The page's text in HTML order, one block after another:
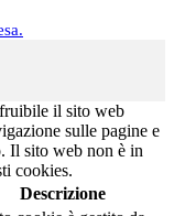
il sito web
sulle pagine e
Il sito web non è in
cookies.
Descrizione